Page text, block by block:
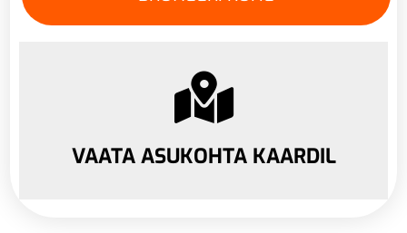
VAATA ASUKOHTA KAARDIL